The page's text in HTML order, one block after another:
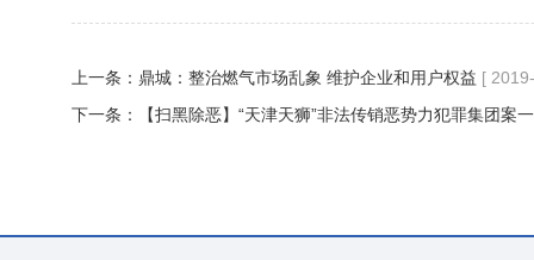
上一条： 鼎城：整治燃气市场乱象 维护企业和用户权益 [
下一条：
【扫黑除恶】“天津天狮”非法传销恶势力犯罪集团案